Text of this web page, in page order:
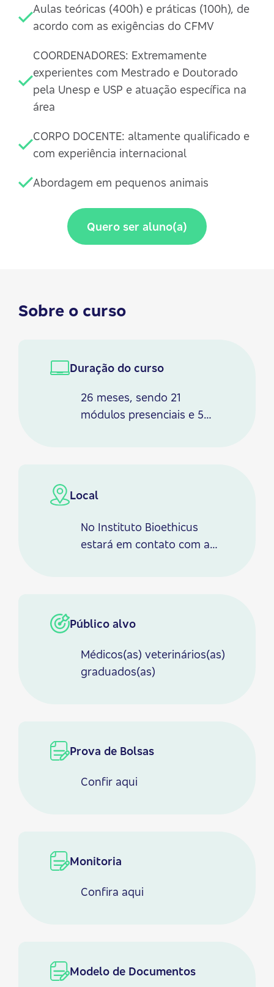
Aulas teóricas (400h) e práticas (100h), de
acordo com as exigências do CFMV
COORDENADORES: Extremamente
experientes com Mestrado e Doutorado
pela Unesp e USP e atuação específica na
área
CORPO DOCENTE: altamente qualificado e
com experiência internacional
Abordagem em pequenos animais
Quero ser aluno(a)
Sobre o curso
Duração do curso
26 meses, sendo 21
módulos presenciais e 5
Local
No Instituto Bioethicus
estará em contato com a
teóricas e prática;
estacionamento, quiosque e
varandas com redes,
secretaria e loja
Público alvo
Médicos(as) veterinários(as)
graduados(as)
Prova de Bolsas
Confir aqui
Monitoria
Confira aqui
Modelo de Documentos